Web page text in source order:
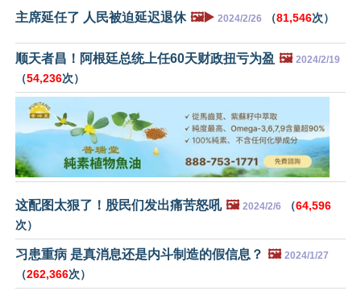
主席延任了 人民被迫延迟退休 🖼️▶️ 2024/2/26 （81,546次）
顺天者昌！阿根廷总统上任60天财政扭亏为盈 🖼️ 2024/2/19
（54,236次）
这配图太狠了！股民们发出痛苦怒吼 🖼️ 2024/2/6 （64,596
次）
习患重病 是真消息还是内斗制造的假信息？ 🖼️ 2024/1/27
（262,366次）